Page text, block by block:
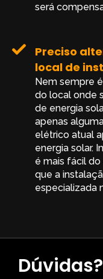
será
Preciso
local de
Nem sempre
do local onde
de energia
apenas
elétrico atual
energia solar.
é mais fácil
que a
especializada
Dúvidas?